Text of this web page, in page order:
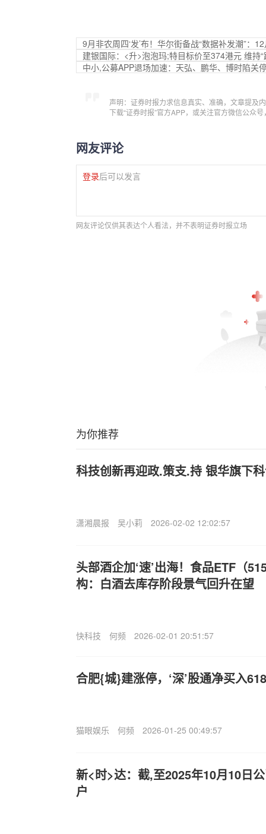
9月非农周四‘发’布！华尔街备战“数据补发潮”：
建银国际：<升>泡泡玛;特目标价至374港元 维持“
中小,公募APP退场加速：天弘、鹏华、博时陷关
声明：证券时报力求信息真实、准确，文章提及
下载“证券时报”官方APP，或关注官方微信公众
网友评论
登录后可以发言
网友评论仅供其表达个人看法，并不表明证券时报立场
为你推荐
科技创新再迎政.策支.持 银华旗下
潇湘晨报 吴小莉 2026-02-02 12:02:57
头部酒企加‘速’出海！食品ETF（
构：白酒去库存阶段景气回升在望
快科技 何频 2026-02-01 20:51:57
合肥{城}建涨停，‘深’股通净买入
猫眼娱乐 何频 2026-01-25 00:49:57
新<时>达：截,至2025年10月10日
户